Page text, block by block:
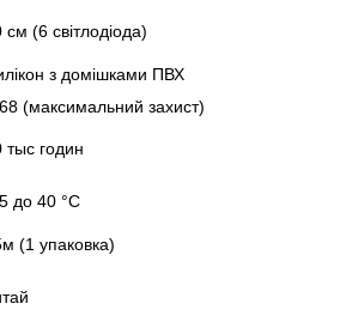
см (6 світлодіода)
з домішками ПВХ
(максимальний захист)
тыс годин
до 40 °C
(1 упаковка)